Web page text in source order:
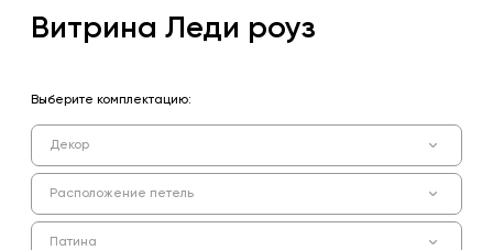
Витрина Леди роуз
Выберите комплектацию:
Декор
Расположение петель
Патина